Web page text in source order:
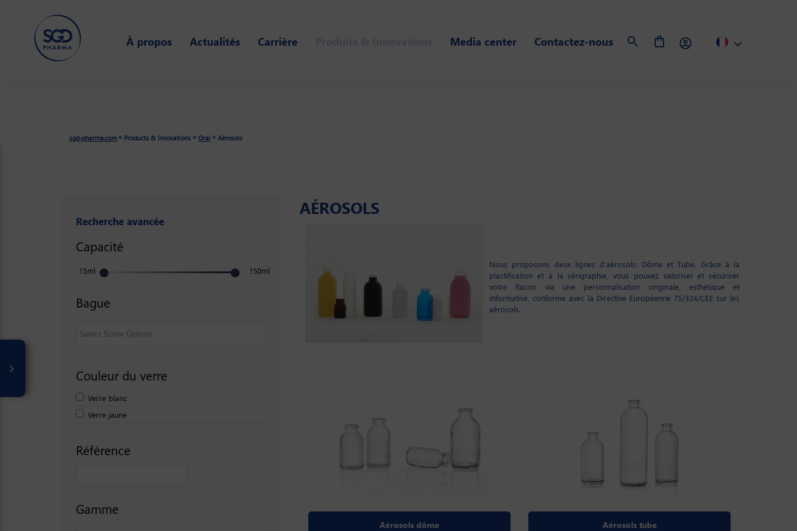
À propos Actualités Carrière Media center Contactez-nous
sgd-pharma.com » Products & Innovations » Oral » Aérosols
Recherche avancée
15ml
Capacité
150ml
Bague
Couleur du verre
Verre blanc
Verre jaune
Référence
Gamme
AÉROSOLS
Nous proposons deux lignes d’aérosols: Dôme et Tube. Grâce à la
plastification et à la sérigraphie, vous pouvez valoriser et sécuriser
votre flacon via une personnalisation originale, esthétique et
informative, conforme avec la Directive Européenne 75/324/CEE sur les
aérosols.
Aérosols dôme Aérosols tube